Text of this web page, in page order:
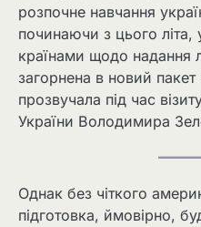
розпочне навчання
починаючи з цього
країнами щодо надання
загорнена в новий
прозвучала під час
України Володимира
Однак без чіткого
підготовка, ймовірно,